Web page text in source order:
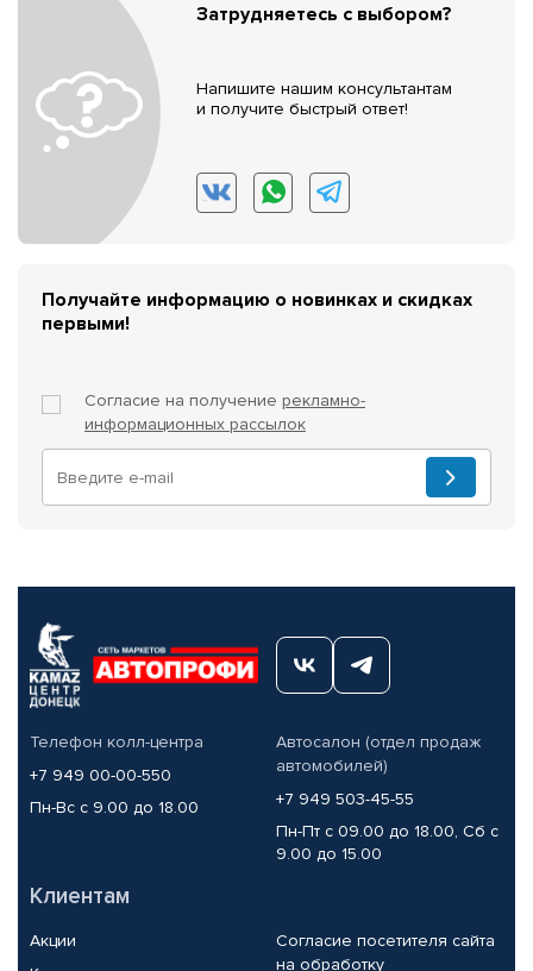
Затрудняетесь с выбором?
Напишите нашим консультантам
и получите быстрый ответ!
Получайте информацию о новинках и скидках
первыми!
Согласие на получение рекламно-
информационных рассылок
Телефон колл-центра
+7 949 00-00-550
Пн-Вс с 9.00 до 18.00
Автосалон (отдел продаж
автомобилей)
+7 949 503-45-55
Пн-Пт с 09.00 до 18.00, Сб с
9.00 до 15.00
Клиентам
Акции
Согласие посетителя сайта
на обработку